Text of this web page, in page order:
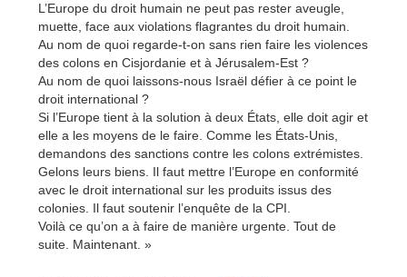
L’Europe du droit humain ne peut pas rester aveugle,
muette, face aux violations flagrantes du droit humain.
Au nom de quoi regarde-t-on sans rien faire les violences
des colons en Cisjordanie et à Jérusalem-Est ?
Au nom de quoi laissons-nous Israël défier à ce point le
droit international ?
Si l’Europe tient à la solution à deux États, elle doit agir et
elle a les moyens de le faire. Comme les États-Unis,
demandons des sanctions contre les colons extrémistes.
Gelons leurs biens. Il faut mettre l’Europe en conformité
avec le droit international sur les produits issus des
colonies. Il faut soutenir l’enquête de la CPI.
Voilà ce qu’on a à faire de manière urgente. Tout de
suite. Maintenant. »